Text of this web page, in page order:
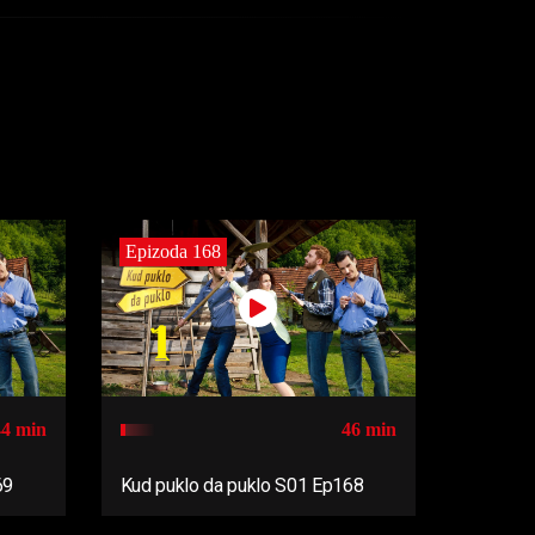
min
Epizoda 168
46 min
Kud puklo da puklo S01 Ep168